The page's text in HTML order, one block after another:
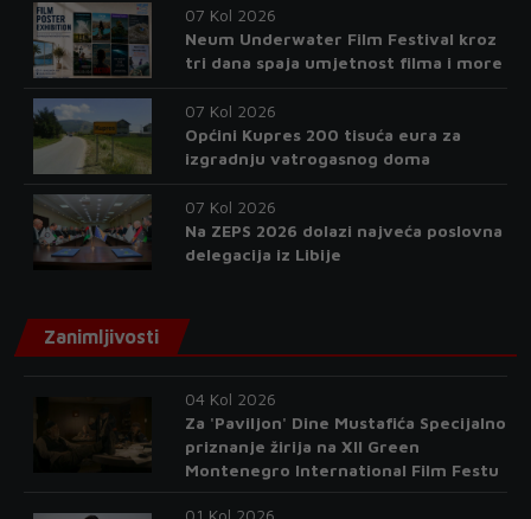
07 Kol 2026
Neum Underwater Film Festival kroz
tri dana spaja umjetnost filma i more
07 Kol 2026
Općini Kupres 200 tisuća eura za
izgradnju vatrogasnog doma
07 Kol 2026
Na ZEPS 2026 dolazi najveća poslovna
delegacija iz Libije
Zanimljivosti
04 Kol 2026
Za 'Paviljon' Dine Mustafića Specijalno
priznanje žirija na XII Green
Montenegro International Film Festu